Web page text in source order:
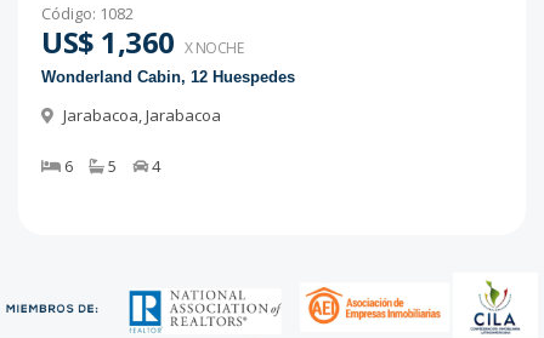
Código: 1082
US$ 1,360 X NOCHE
Wonderland Cabin, 12 Huespedes
Jarabacoa,Jarabacoa
6 5 4